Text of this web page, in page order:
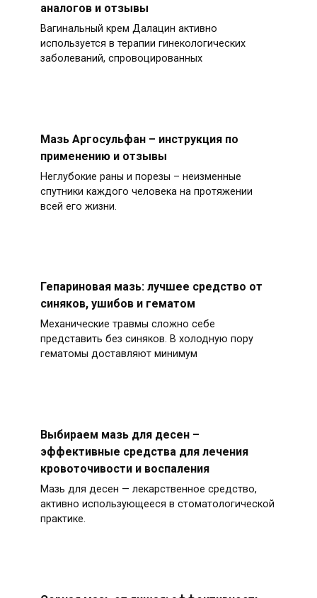
аналогов и отзывы
Вагинальный крем Далацин активно
используется в терапии гинекологических
заболеваний, спровоцированных
Мазь Аргосульфан – инструкция по
применению и отзывы
Неглубокие раны и порезы – неизменные
спутники каждого человека на протяжении
всей его жизни.
Гепариновая мазь: лучшее средство от
синяков, ушибов и гематом
Механические травмы сложно себе
представить без синяков. В холодную пору
гематомы доставляют минимум
Выбираем мазь для десен –
эффективные средства для лечения
кровоточивости и воспаления
Мазь для десен — лекарственное средство,
активно использующееся в стоматологической
практике.